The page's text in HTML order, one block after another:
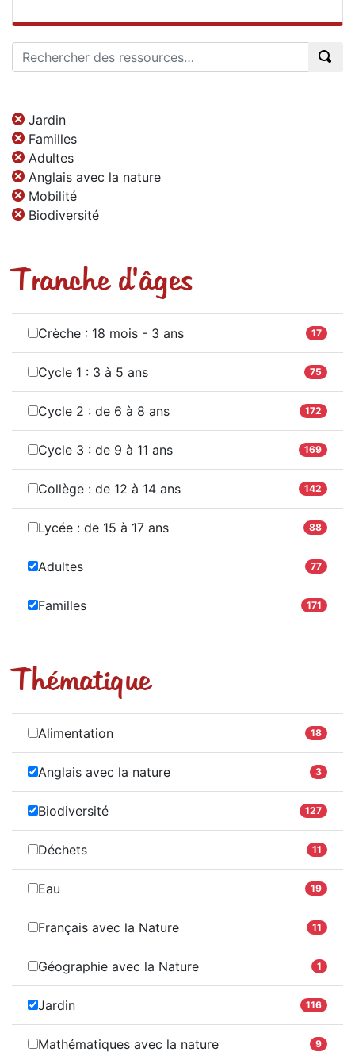
Jardin
Familles
Adultes
Anglais avec la nature
Mobilité
Biodiversité
Tranche d'âges
Crèche : 18 mois - 3 ans 17
Cycle 1 : 3 à 5 ans 75
Cycle 2 : de 6 à 8 ans 172
Cycle 3 : de 9 à 11 ans 169
Collège : de 12 à 14 ans 142
Lycée : de 15 à 17 ans 88
Adultes 77
Familles 171
Thématique
Alimentation 18
Anglais avec la nature 3
Biodiversité 127
Déchets 11
Eau 19
Français avec la Nature 11
Géographie avec la Nature 1
Jardin 116
Mathématiques avec la nature 9